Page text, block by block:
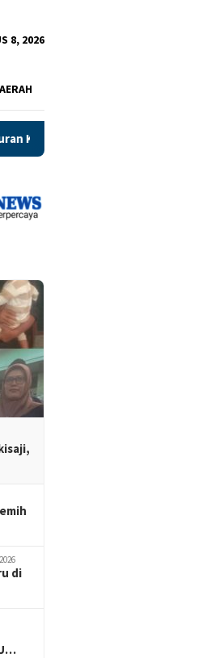
8, 2026
Sayatan, Layanan Urologi
di